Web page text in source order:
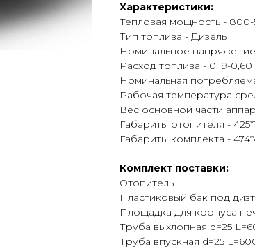
Характеристики:
Тепловая мощность -
Тип топлива - Дизель
Номинальное напряжение
Расход топлива - 0,19-0,60
Номинальная
Рабочая температура
Вес основной части
Габариты отопителя -
Габариты комплекта -
Комплект поставки:
Отопитель
Пластиковый бак под
Площадка для корпуса
Труба выхлопная d=25
Труба впускная d=25